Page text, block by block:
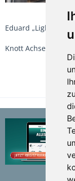
Eduard „Light“
Knott Achse